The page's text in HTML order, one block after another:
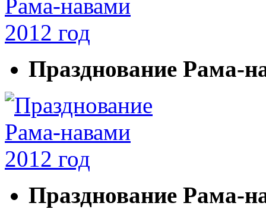
Празднование Рама-
Празднование Рама-